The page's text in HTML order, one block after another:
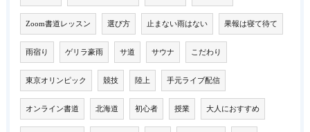
Zoom書道レッスン 選び方 止まない雨はない 果報は寝て待て
雨宿り ゲリラ豪雨 サ道 サウナ こだわり
東京オリンピック 競技 陸上 手元ライブ配信
オンライン書道 北海道 初心者 授業 大人におすすめ